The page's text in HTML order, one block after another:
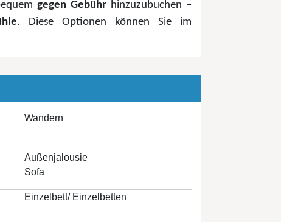
gegen Gebührhinzuzubuchen –
. Diese Optionen können Sie im
Wandern
Außenjalousie
Sofa
Einzelbett/ Einzelbetten